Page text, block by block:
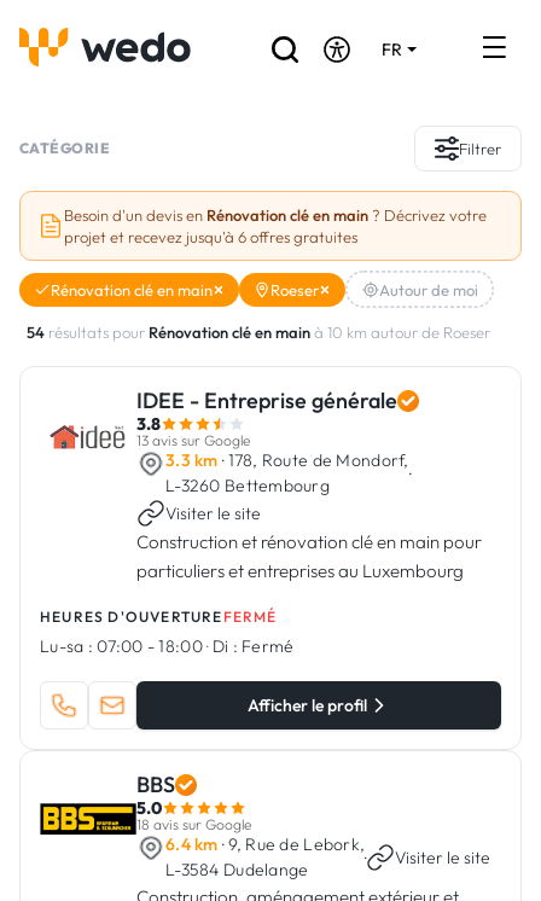
FR
Réalisations
Aides et subventions
Vous êtes un Artisan ?
Connexion
CATÉGORIE Filtrer
Besoin d'un devis en Rénovation clé en main ? Décrivez votre
projet et recevez jusqu'à 6 offres gratuites
Rénovation clé en main Roeser Autour de moi
54 résultats pour Rénovation clé en mainà 10 km autour de Roeser
IDEE - Entreprise générale
3.8
13 avis sur Google
3.3 km · 178, Route de Mondorf,
L-3260 Bettembourg
·
Visiter le site
Construction et rénovation clé en main pour
particuliers et entreprises au Luxembourg
HEURES D'OUVERTURE FERMÉ
Lu-sa : 07:00 - 18:00· Di : Fermé
Afficher le profil
BBS
5.0
18 avis sur Google
6.4 km · 9, Rue de Lebork,
L-3584 Dudelange
· Visiter le site